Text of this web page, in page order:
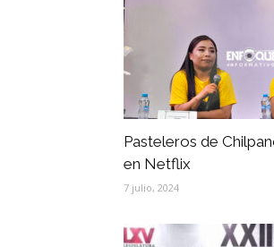
Pasteleros de
en Netflix
7 julio, 2024